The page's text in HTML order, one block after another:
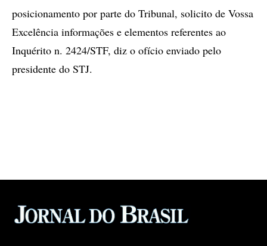
posicionamento por parte do Tribunal, solicito de Vossa
Excelência informações e elementos referentes ao
Inquérito n. 2424/STF, diz o ofício enviado pelo
presidente do STJ.